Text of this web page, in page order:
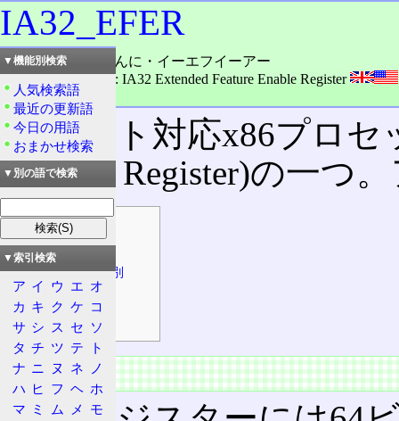
IA32_EFER
読み：アイエイさんに・イーエフイーアー
外語：IA32_EFER: IA32 Extended Feature Enable Register
品詞：固有名詞
64ビット対応x86プロ
Specific Register)の一つ
目次
概要
機能の有無判別
対応製品
構成
概要
▼機能別検索
人気検索語
最近の更新語
今日の用語
おまかせ検索
▼別の語で検索
▼索引検索
ア イ ウ エ オ
カ キ ク ケ コ
サ シ ス セ ソ
タ チ ツ テ
ト
ナ ニ ヌ ネ
ノ
ハ ヒ フ ヘ ホ
マ ミ ム メ
モ